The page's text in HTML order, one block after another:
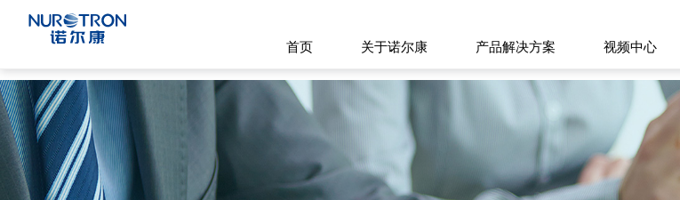
首页 关于诺尔康 产品解决方案 视频中心